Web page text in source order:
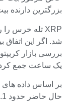
بزرگترین دارنده
یک ساعت جمع
بر اساس داده های